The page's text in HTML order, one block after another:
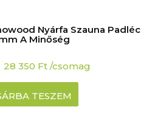
Nyárfa Szauna Padléc
A Minőség
28 350 Ft /csomag
TESZEM